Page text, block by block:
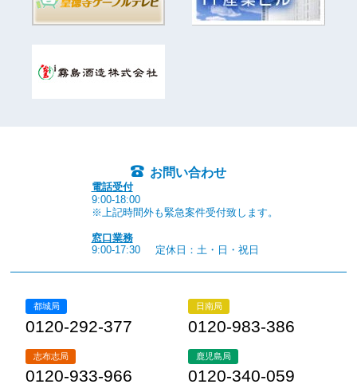
お問い合わせ
電話受付
9:00-18:00
※上記時間外も緊急案件受付致します。
窓口業務
9:00-17:30
定休日：土・日・祝日
都城局
0120-292-377
日南局
0120-983-386
志布志局
0120-933-966
鹿児島局
0120-340-059